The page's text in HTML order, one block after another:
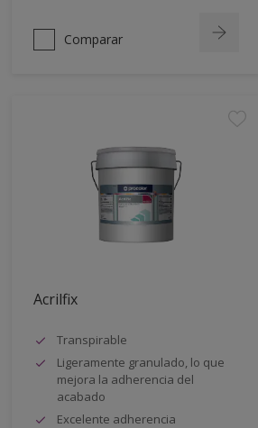
Comparar
Acrilfix
Transpirable
Ligeramente granulado, lo que
mejora la adherencia del
acabado
Excelente adherencia